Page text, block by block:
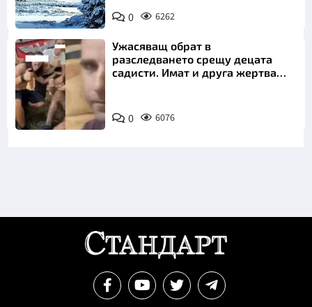
0 6262
Ужасяващ обрат в
разследването срещу децата
садисти. Имат и друга жертва
0 6076